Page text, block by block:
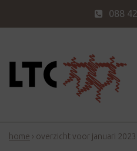
088
home › overzicht voor januari 2023